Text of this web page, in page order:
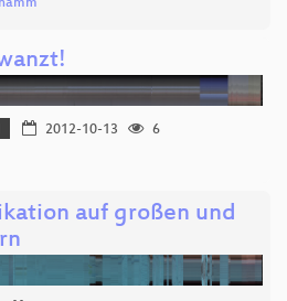
2012-10-13
6
auf großen und